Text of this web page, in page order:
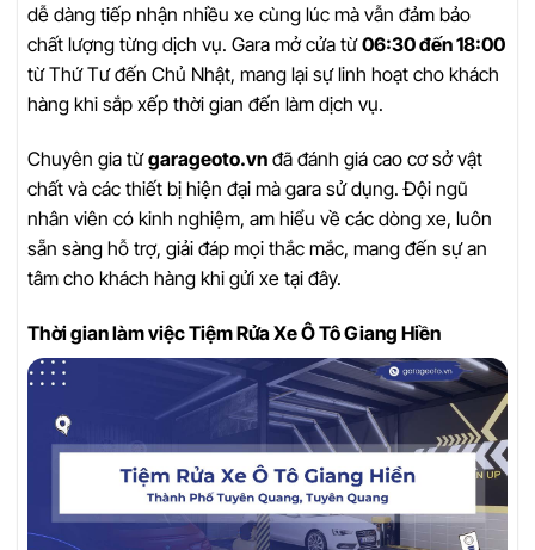
dễ dàng tiếp nhận nhiều xe cùng lúc mà vẫn đảm bảo
chất lượng từng dịch vụ. Gara mở cửa từ06:30 đến 18:00
từ Thứ Tư đến Chủ Nhật, mang lại sự linh hoạt cho khách
hàng khi sắp xếp thời gian đến làm dịch vụ.
Chuyên gia từgarageoto.vn đã đánh giá cao cơ sở vật
chất và các thiết bị hiện đại mà gara sử dụng. Đội ngũ
nhân viên có kinh nghiệm, am hiểu về các dòng xe, luôn
sẵn sàng hỗ trợ, giải đáp mọi thắc mắc, mang đến sự an
tâm cho khách hàng khi gửi xe tại đây.
Thời gian làm việc Tiệm Rửa Xe Ô Tô Giang Hiền